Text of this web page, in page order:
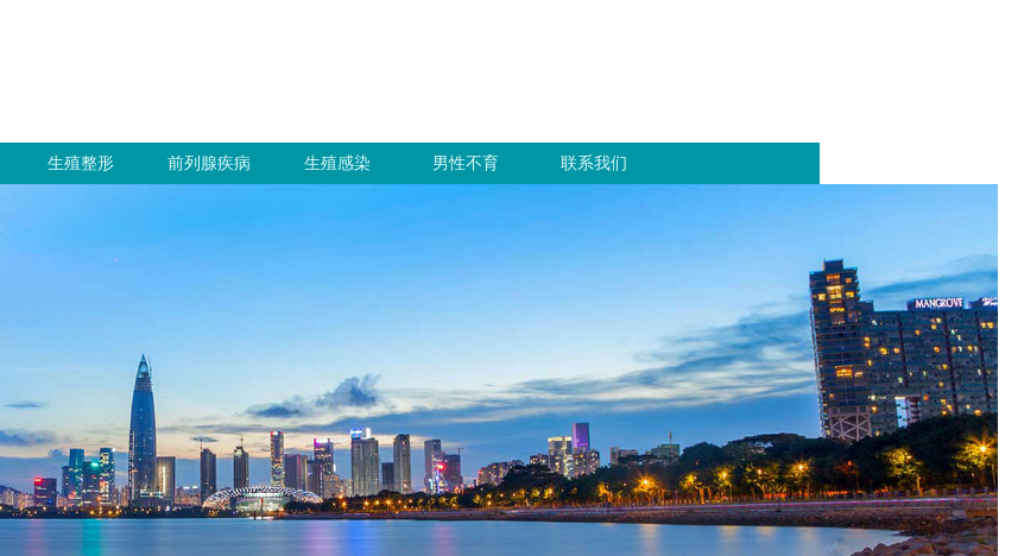
生殖整形 前列腺疾病 生殖感染 男性不育 联系我们